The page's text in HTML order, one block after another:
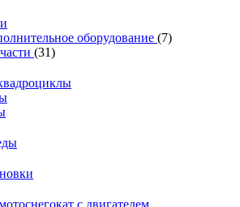
оборудование (7)
(31)
с двигателем